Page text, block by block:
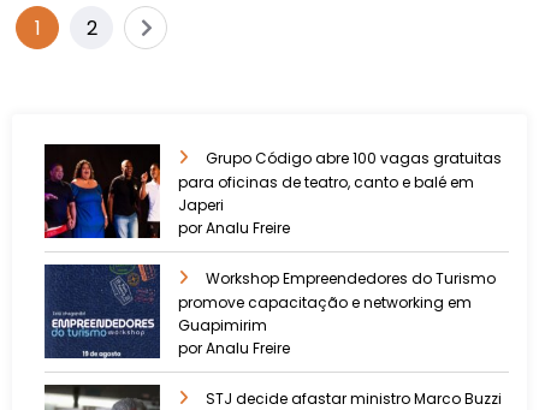
1 2
Grupo Código abre 100 vagas gratuitas
para oficinas de teatro, canto e balé em
Japeri
por Analu Freire
Workshop Empreendedores do Turismo
promove capacitação e networking em
Guapimirim
por Analu Freire
STJ decide afastar ministro Marco Buzzi